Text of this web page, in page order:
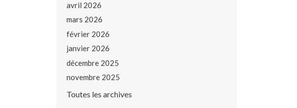
avril 2026
mars 2026
février 2026
janvier 2026
décembre 2025
novembre 2025
Toutes les archives